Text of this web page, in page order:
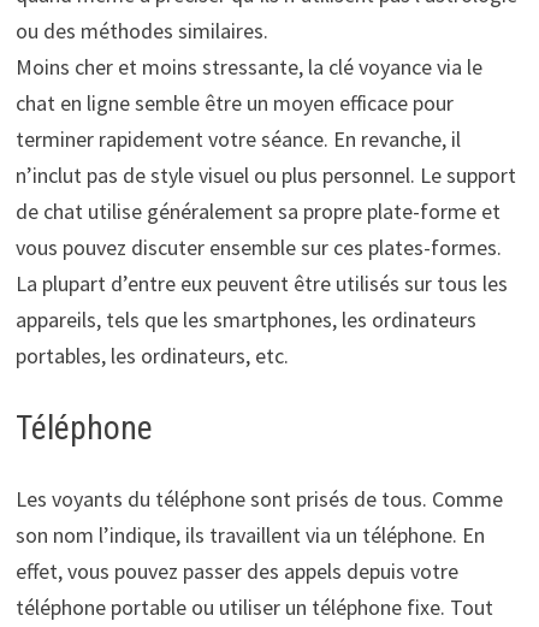
ou des méthodes similaires.
Moins cher et moins stressante, la clé voyance via le
chat en ligne semble être un moyen efficace pour
terminer rapidement votre séance. En revanche, il
n’inclut pas de style visuel ou plus personnel. Le support
de chat utilise généralement sa propre plate-forme et
vous pouvez discuter ensemble sur ces plates-formes.
La plupart d’entre eux peuvent être utilisés sur tous les
appareils, tels que les smartphones, les ordinateurs
portables, les ordinateurs, etc.
Téléphone
Les voyants du téléphone sont prisés de tous. Comme
son nom l’indique, ils travaillent via un téléphone. En
effet, vous pouvez passer des appels depuis votre
téléphone portable ou utiliser un téléphone fixe. Tout